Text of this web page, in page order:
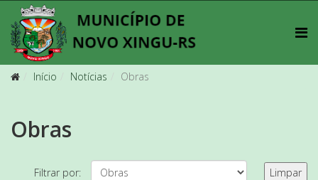
Início Notícias Obras
Obras
Filtrar por: Limpar